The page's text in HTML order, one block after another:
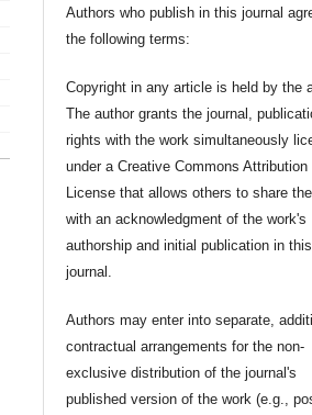
Authors who publish in this journal
the following terms:
Copyright in any article is held by the
The author grants the journal,
rights with the work simultaneously
under a Creative Commons Attribution
License that allows others to share
with an acknowledgment of the work's
authorship and initial publication in this
journal.
Authors may enter into separate,
contractual arrangements for the non-
exclusive distribution of the journal's
published version of the work (e.g.,